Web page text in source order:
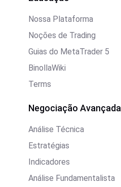
Nossa Plataforma
Noções de Trading
Guias do MetaTrader 5
BinollaWiki
Terms
Negociação Avançada
Análise Técnica
Estratégias
Indicadores
Análise Fundamentalista